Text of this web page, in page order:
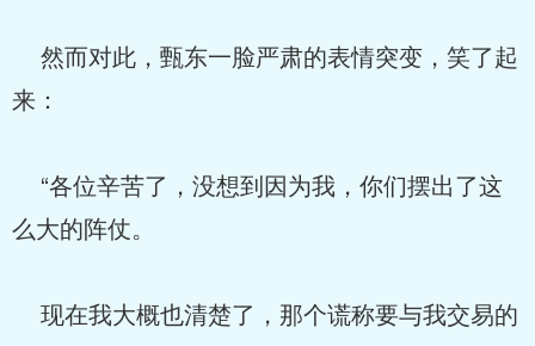
然而对此，甄东一脸严肃的表情突变，笑了起
来：
“各位辛苦了，没想到因为我，你们摆出了这
么大的阵仗。
现在我大概也清楚了，那个谎称要与我交易的